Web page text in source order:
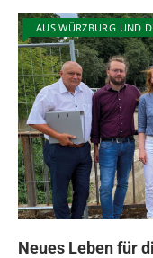
AUS WÜRZBURG UND
Neues Leben für